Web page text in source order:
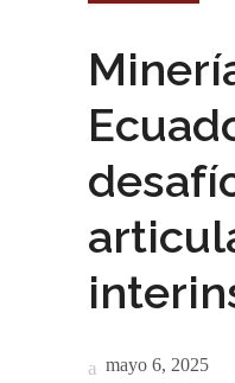
mayo 6, 2025